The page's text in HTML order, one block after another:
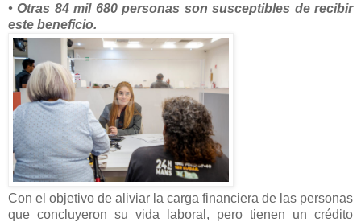
• Otras 84 mil 680 personas son susceptibles de recibir
este beneficio.
Con el objetivo de aliviar la carga financiera de las personas
que concluyeron su vida laboral, pero tienen un crédito